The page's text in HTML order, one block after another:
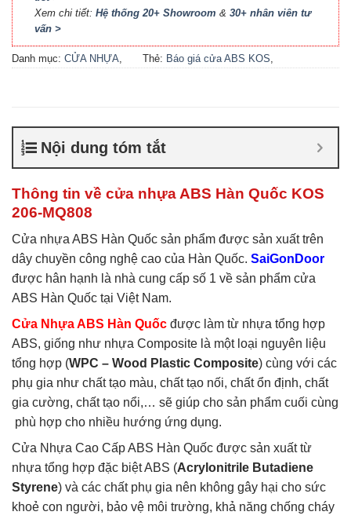
Xem chi tiết: Hệ thống 20+ Showroom & 30+ nhân viên tư
vấn >
Danh mục: CỬA NHỰA,
Thẻ: Báo giá cửa ABS KOS,
nhựa ABS Hàn Quốc là gì
Cửa nhựa ABS Hàn Quốc
tại TP Vĩnh,Cửa nhựa ABS
nhựa ABS KOS
Nội dung tóm tắt
Thông tin về cửa nhựa ABS Hàn Quốc KOS
206-MQ808
Cửa nhựa ABS Hàn Quốc sản phẩm được sản xuất trên
dây chuyền công nghệ cao của Hàn Quốc. SaiGonDoor
được hân hạnh là nhà cung cấp số 1 về sản phẩm cửa
ABS Hàn Quốc tại Việt Nam.
Cửa Nhựa ABS Hàn Quốc được làm từ nhựa tổng hợp
ABS, giống như nhựa Composite là một loại nguyên liệu
tổng hợp (WPC – Wood Plastic Composite) cùng với các
phụ gia như chất tạo màu, chất tạo nối, chất ổn định, chất
gia cường, chất tạo nổi,… sẽ giúp cho sản phẩm cuối cùng
phù hợp cho nhiều hướng ứng dụng.
Cửa Nhựa Cao Cấp ABS Hàn Quốc được sản xuất từ
nhựa tổng hợp đặc biệt ABS (Acrylonitrile Butadiene
Styrene) và các chất phụ gia nên không gây hại cho sức
khoẻ con người, bảo vệ môi trường, khả năng chống cháy